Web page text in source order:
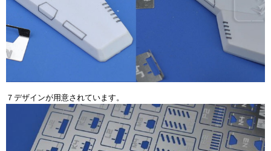
７デザインが用意されています。